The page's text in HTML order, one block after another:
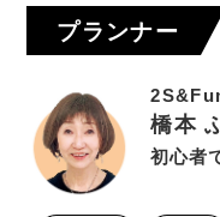
プランナー
橋本
初心者